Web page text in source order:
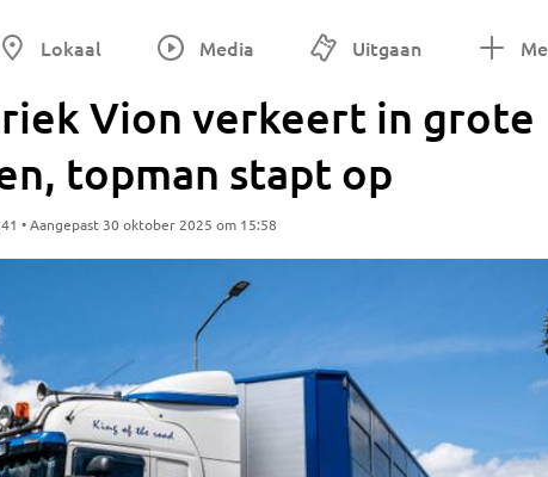
Lokaal Media Uitgaan
Vion verkeert in grote
topman stapt op
• Aangepast 30 oktober 2025 om 15:58